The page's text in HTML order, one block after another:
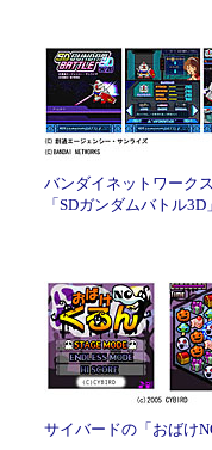
バンダイネットワーク
「SDガンダムバトル3D
サイバードの「おばけ